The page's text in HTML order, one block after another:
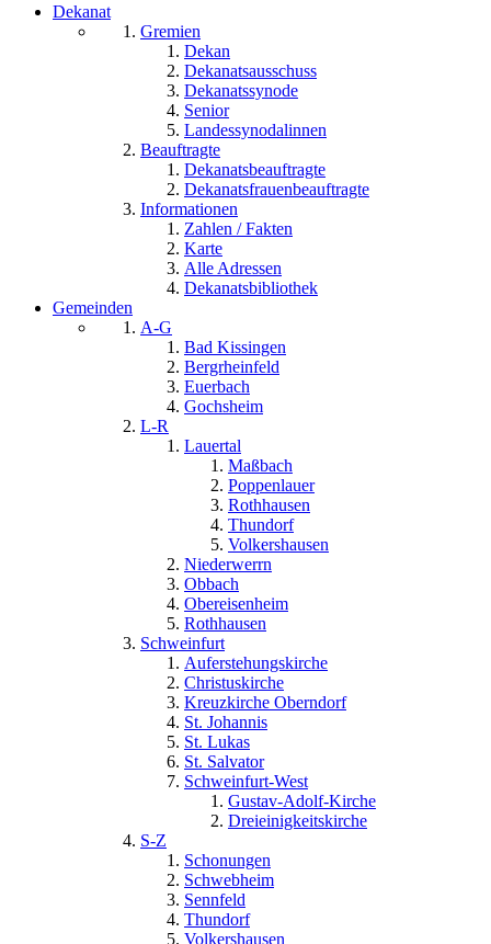
Dekanat
Gremien
Dekan
Dekanatsausschuss
Dekanatssynode
Senior
Landessynodalinnen
Beauftragte
Dekanatsbeauftragte
Dekanatsfrauenbeauftragte
Informationen
Zahlen / Fakten
Karte
Alle Adressen
Dekanatsbibliothek
Gemeinden
A-G
Bad Kissingen
Bergrheinfeld
Euerbach
Gochsheim
L-R
Lauertal
Maßbach
Poppenlauer
Rothhausen
Thundorf
Volkershausen
Niederwerrn
Obbach
Obereisenheim
Rothhausen
Schweinfurt
Auferstehungskirche
Christuskirche
Kreuzkirche Oberndorf
St. Johannis
St. Lukas
St. Salvator
Schweinfurt-West
Gustav-Adolf-Kirche
Dreieinigkeitskirche
S-Z
Schonungen
Schwebheim
Sennfeld
Thundorf
Volkershausen